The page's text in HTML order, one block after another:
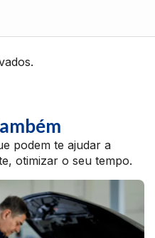
podem te ajudar a
otimizar o seu tempo.